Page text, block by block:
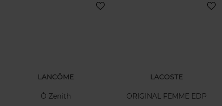
LANCÔME
Ô Zenith
LACOSTE
ORIGINAL FEMME EDP